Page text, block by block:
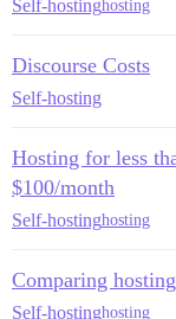
Self-hostinghosting
Discourse Costs
Self-hosting
Hosting for less
$100/month
Self-hostinghosting
Comparing
Self-hostinghosting